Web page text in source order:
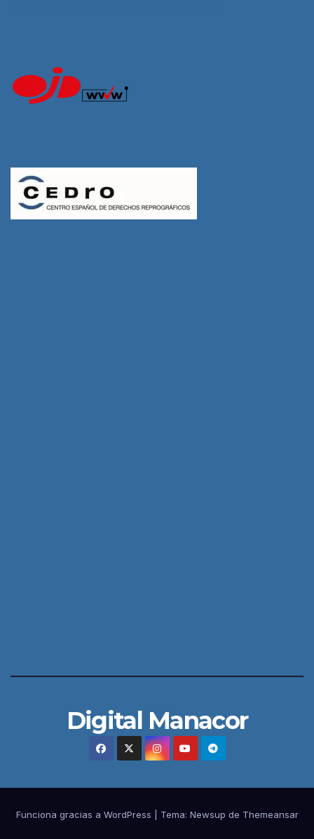
Digital Manacor
Funciona gracias a WordPress Tema: Newsup de Themeansar